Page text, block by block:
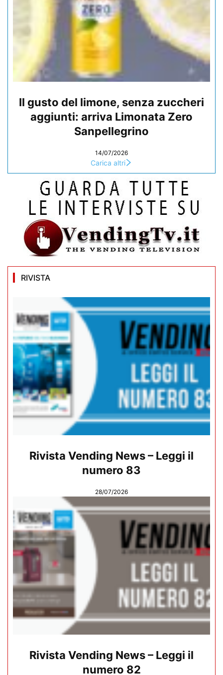
Il gusto del limone, senza zuccheri
aggiunti: arriva Limonata Zero
Sanpellegrino
14/07/2026
Carica altri
RIVISTA
Rivista Vending News – Leggi il
numero 83
28/07/2026
Rivista Vending News – Leggi il
numero 82